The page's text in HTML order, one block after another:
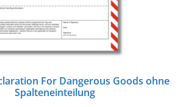
For Dangerous Goods ohne
Spalteneinteilung